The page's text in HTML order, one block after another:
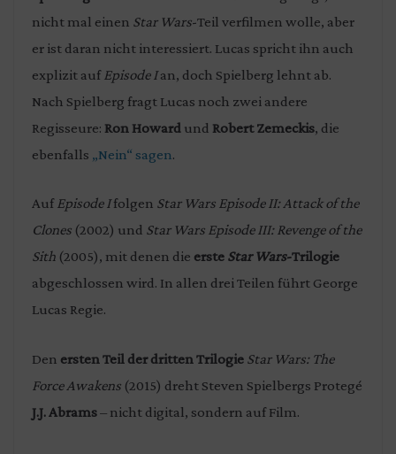
nicht mal einen Star Wars-Teil verfilmen wolle, aber
er ist daran nicht interessiert. Lucas spricht ihn auch
explizit auf Episode Ian, doch Spielberg lehnt ab.
Nach Spielberg fragt Lucas noch zwei andere
Regisseure: Ron Howard und Robert Zemeckis, die
ebenfalls „Nein“ sagen.
Auf Episode Ifolgen Star Wars Episode II: Attack of the
Clones (2002) und Star Wars Episode III: Revenge of the
Sith (2005), mit denen die erste Star Wars-Trilogie
abgeschlossen wird. In allen drei Teilen führt George
Lucas Regie.
Den ersten Teil der dritten Trilogie Star Wars: The
Force Awakens (2015) dreht Steven Spielbergs Protegé
J.J. Abrams– nicht digital, sondern auf Film.